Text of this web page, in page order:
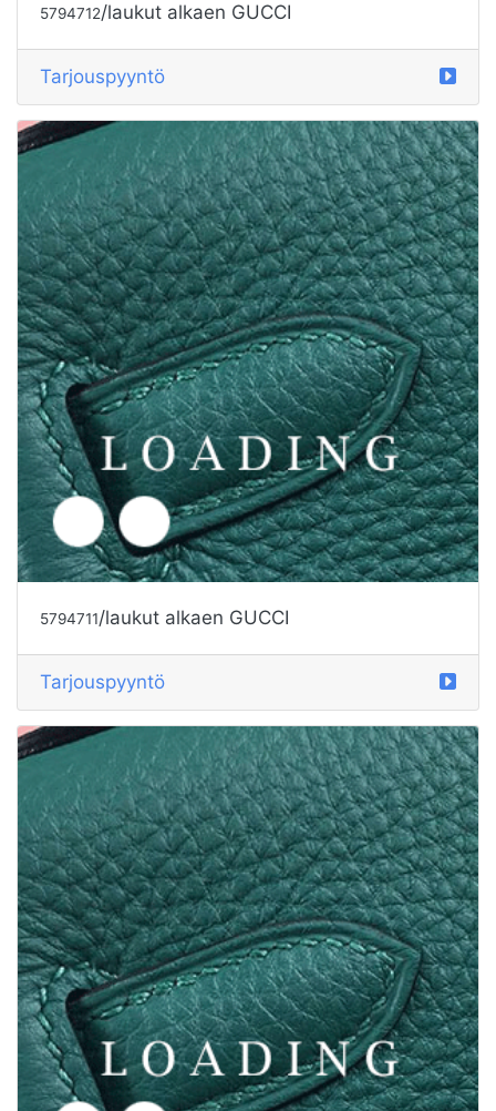
5794712/laukut alkaen GUCCI
Tarjouspyyntö
5794711/laukut alkaen GUCCI
Tarjouspyyntö